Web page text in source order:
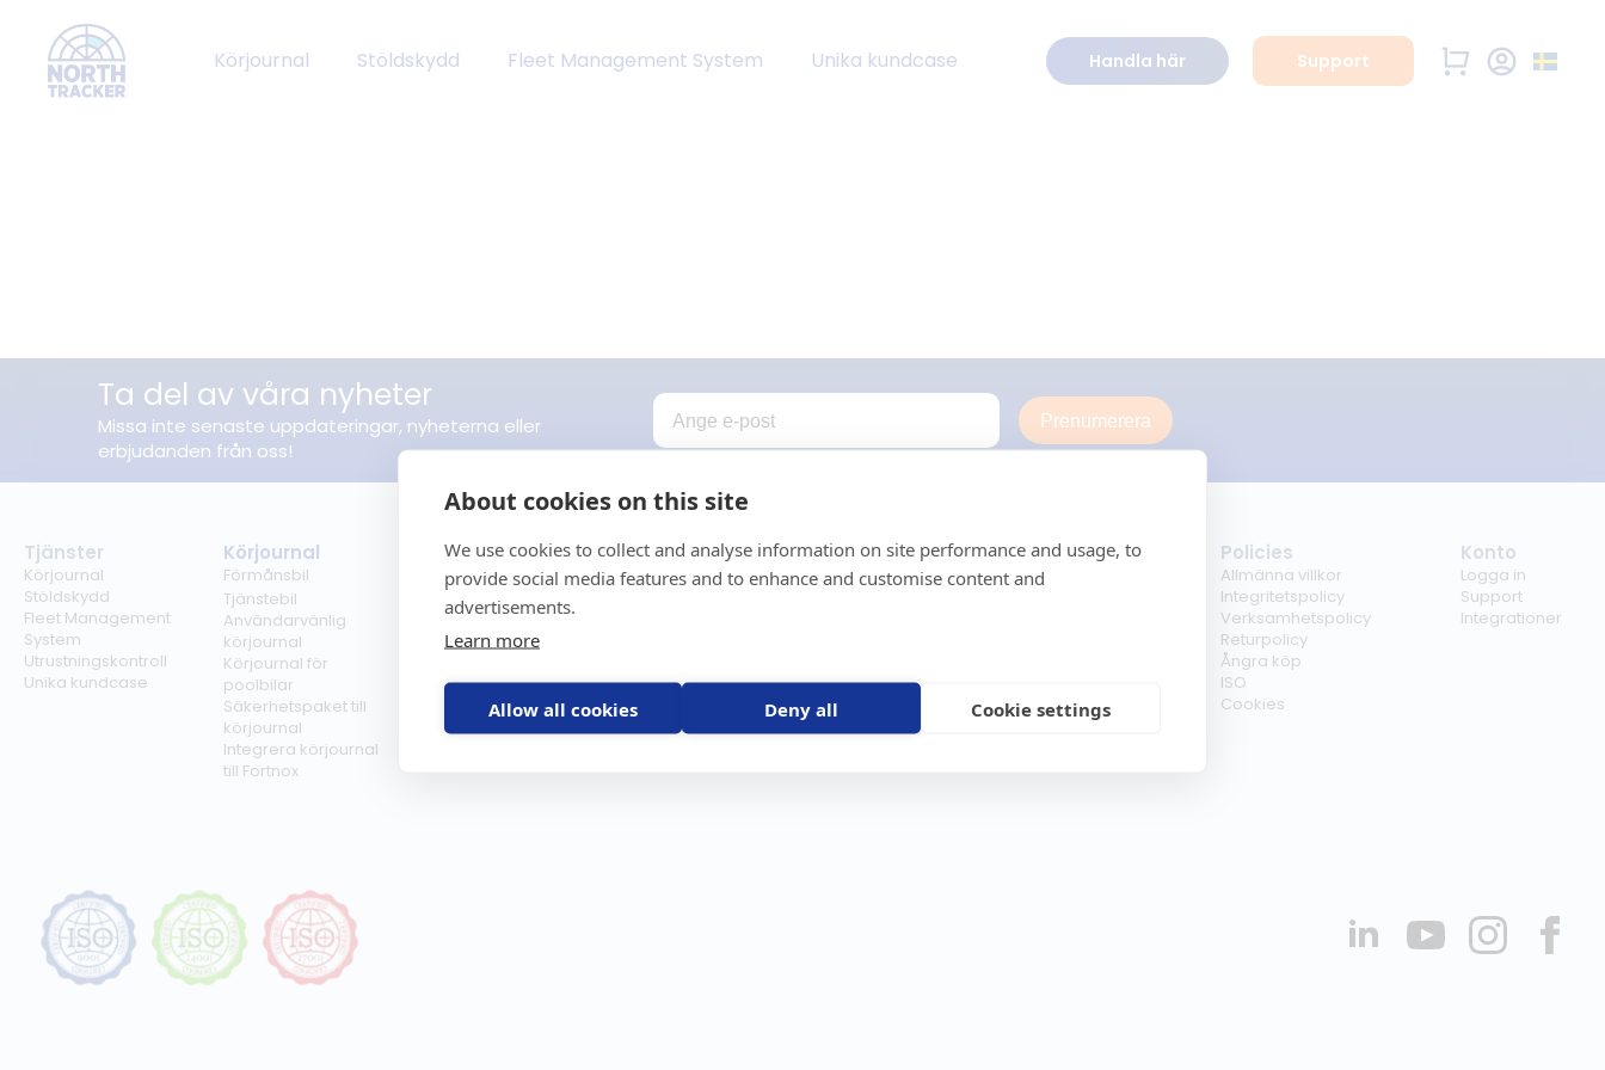
About cookies on this site
We use cookies to collect and analyse information on site performance and usage, to
provide social media features and to enhance and customise content and
advertisements.
Learn more
Allow all cookies Deny all Cookie settings
Körjournal Stöldskydd Fleet Management System Unika kundcase Handla här Support
Ta del av våra nyheter
Missa inte senaste uppdateringar, nyheterna eller
erbjudanden från oss!
Prenumerera
Tjänster
Körjournal
Stöldskydd
Fleet Management
System
Utrustningskontroll
Unika kundcase
Körjournal
Förmånsbil
Tjänstebil
Användarvänlig
körjournal
Körjournal för
poolbilar
Säkerhetspaket till
körjournal
Integrera körjournal
till Fortnox
Regelverk
Milersättning
Regler för tjänstebil
Regler för
förmånsbil
GPS-trackers
Scout 2.0
Stöldskydd
Båt
Åkgräsklippare
Moped
Vattenskoter
Företag
Om oss
Policies
Allmänna villkor
Integritetspolicy
Verksamhetspolicy
Returpolicy
Ångra köp
ISO
Cookies
Konto
Logga in
Support
Integrationer